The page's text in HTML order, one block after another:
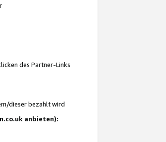
des Partner-Links
dieser bezahlt wird
anbieten):